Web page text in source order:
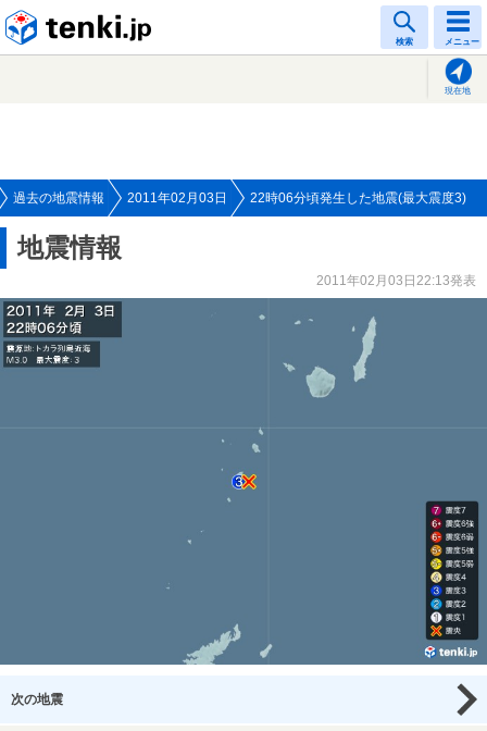
検索 メニュー
現在地
過去の地震情報 2011年02月03日 22時06分頃発生した地震(最大震度3)
地震情報
2011年02月03日22:13発表
次の地震